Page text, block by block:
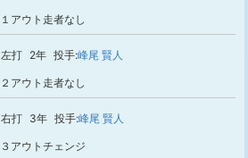
１アウト走者なし
左打 2年 投手:峰尾 賢人
２アウト走者なし
右打 3年 投手:峰尾 賢人
３アウトチェンジ